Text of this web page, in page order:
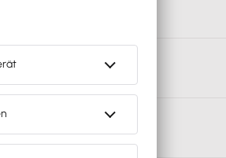
Entgelt-Fortzahlungen für
die Arbeitszeit nur